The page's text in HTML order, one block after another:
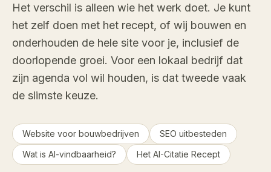
Het verschil is alleen wie het werk doet. Je kunt
het zelf doen met het recept, of wij bouwen en
onderhouden de hele site voor je, inclusief de
doorlopende groei. Voor een lokaal bedrijf dat
zijn agenda vol wil houden, is dat tweede vaak
de slimste keuze.
Website voor bouwbedrijven
SEO uitbesteden
Wat is AI-vindbaarheid?
Het AI-Citatie Recept